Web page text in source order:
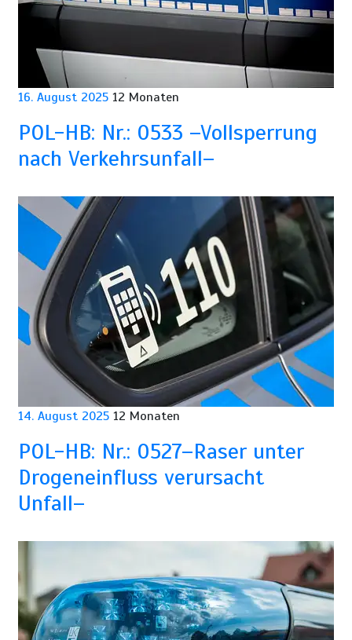
16. August 2025 12 Monaten
POL-HB: Nr.: 0533 –Vollsperrung
nach Verkehrsunfall–
14. August 2025 12 Monaten
POL-HB: Nr.: 0527–Raser unter
Drogeneinfluss verursacht
Unfall–